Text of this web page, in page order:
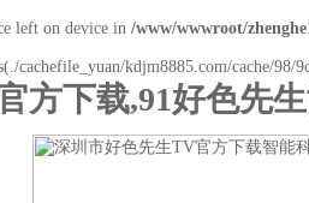
left on device in /www/wwwroot/
cachefile_yuan/kdjm8885.com/cache/
方下载,91好色先